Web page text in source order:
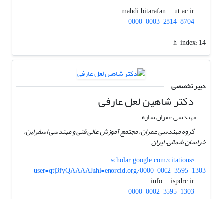
mahdi.bitarafan
ut.ac.ir
0000-0003-2814-8704
h-index:14
دبیر تخصصی
دکتر شاهین لعل عارفی
مهندسی عمران سازه
گروه مهندسی عمران، مجتمع آموزش عالی فنی و مهندسی اسفراین،
خراسان شمالی، ایران
scholar.google.com/citations?
user=qtj3fyQAAAAJ&hl=enorcid.org/0000-0002-3595-1303
info
ispdrc.ir
0000-0002-3595-1303